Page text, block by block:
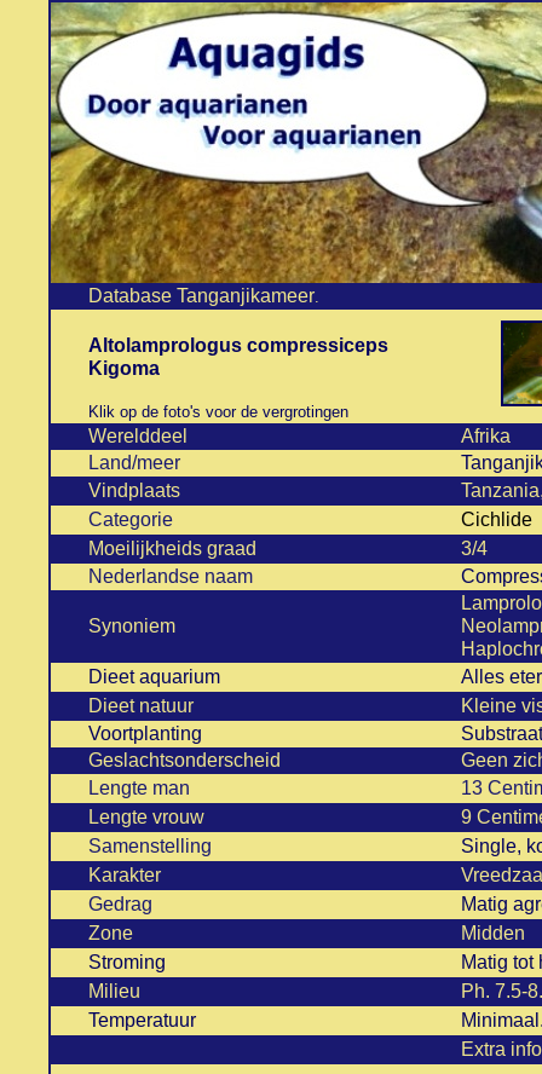
Database Tanganjikameer.
Altolamprologus compressiceps
Kigoma
Klik op de foto's voor de vergrotingen
Werelddeel
Afrika
Land/meer
Vindplaats
Categorie
Cichlide
Moeilijkheids graad
3/4
Nederlandse naam
Synoniem
Dieet aquarium
Alles eter
Dieet natuur
Kleine
Voortplanting
Geslachtsonderscheid
Geen
Lengte man
13
Lengte vrouw
9
Samenstelling
Single,
Karakter
Gedrag
Matig
Zone
Midden
Stroming
Matig tot
Milieu
Ph. 7.5-
Temperatuur
Extra